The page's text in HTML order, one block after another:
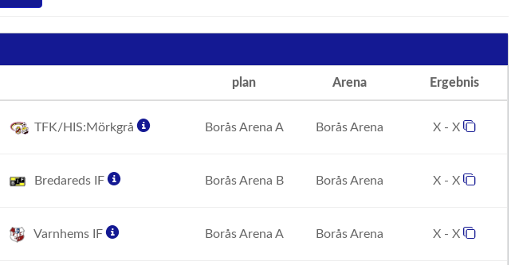
plan Arena Ergebnis
TFK/HIS:Mörkgrå Borås Arena A Borås Arena X - X
Bredareds IF Borås Arena B Borås Arena X - X
Varnhems IF Borås Arena A Borås Arena X - X